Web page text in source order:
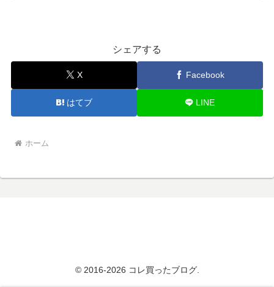
シェアする
X Facebook
はてブ LINE
ホーム
© 2016-2026 コレ買ったブログ.